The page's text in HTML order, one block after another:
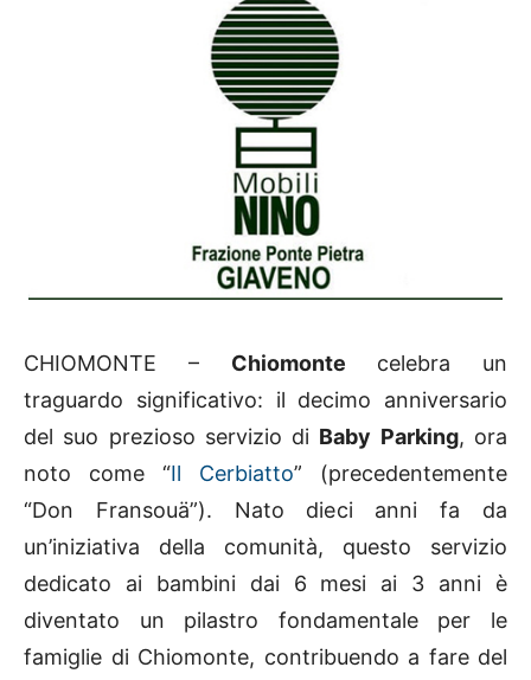
CHIOMONTE – Chiomonte celebra un
traguardo significativo: il decimo anniversario
del suo prezioso servizio di Baby Parking, ora
noto come “Il Cerbiatto” (precedentemente
“Don Fransouä”). Nato dieci anni fa da
un’iniziativa della comunità, questo servizio
dedicato ai bambini dai 6 mesi ai 3 anni è
diventato un pilastro fondamentale per le
famiglie di Chiomonte, contribuendo a fare del